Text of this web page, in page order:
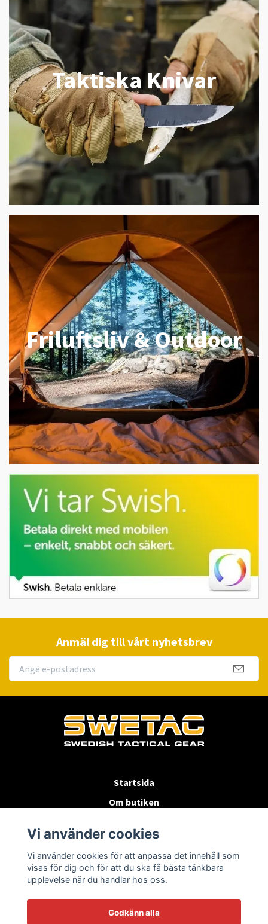
Taktiska Knivar
Friluftsliv & Outdoor
Anmäl dig till vårt nyhetsbrev
Startsida
Om butiken
Byten & Returer
Kontakta oss
Vi använder cookies
Vi använder cookies för att anpassa det innehåll som
visas för dig och för att du ska få bästa tänkbara
upplevelse när du handlar hos oss.
Godkänn alla